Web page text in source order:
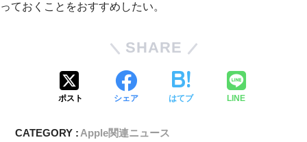
っておくことをおすすめしたい。
SHARE
ポスト シェア はてブ LINE
CATEGORY :Apple関連ニュース